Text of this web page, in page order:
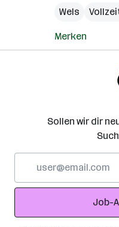
Wels
Merken
Sollen wir dir
Adresse
Job-